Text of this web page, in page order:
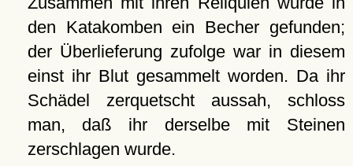
den Katakomben ein Becher gefunden;
der Überlieferung zufolge war in diesem
einst ihr Blut gesammelt worden. Da ihr
Schädel zerquetscht aussah, schloss
man, daß ihr derselbe mit Steinen
zerschlagen wurde.